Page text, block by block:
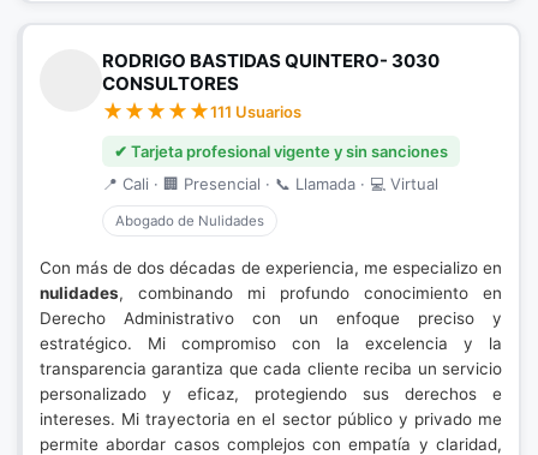
RODRIGO BASTIDAS QUINTERO- 3030
CONSULTORES
111 Usuarios
✔ Tarjeta profesional vigente y sin sanciones
📍 Cali · 🏢 Presencial · 📞 Llamada · 💻 Virtual
Abogado de Nulidades
Con más de dos décadas de experiencia, me especializo en
nulidades, combinando mi profundo conocimiento en
Derecho Administrativo con un enfoque preciso y
estratégico. Mi compromiso con la excelencia y la
transparencia garantiza que cada cliente reciba un servicio
personalizado y eficaz, protegiendo sus derechos e
intereses. Mi trayectoria en el sector público y privado me
permite abordar casos complejos con empatía y claridad,